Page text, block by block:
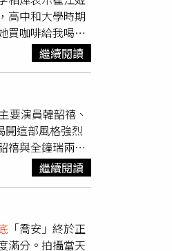
朴信惠，挑戰
高度，上演一人
了揭發韓民證券
一方面要展現菜
美的臥底計畫，
實力派演員高
這次飾演38歲的
顧問兼企業獵
菜鳥下屬，這
自 tvn_drama
大的男女主角，
女秀，飾演朴信
花將帶來什麼化
室友姊姊「高馥
高中和大學時期
買咖啡給我喝時
濕潤，被說擁有
相當印象深刻，
彼此都感到相
。」李相燁是
老婆傻瓜」，更
張聖圭，回想起
一見鍾情，對太
開車，我還以為
繼續閱讀
要演員韓韶禧、
開這部風格強烈
禧與全鐘瑞兩人
力與感染力。首
充滿爆發力與真
卡司同樣話題
珠則為詮釋冷
破形象，挑戰飾
嶄新面貌。韓韶
繼續閱讀
「喬安」終於正
滿分。拍攝當天